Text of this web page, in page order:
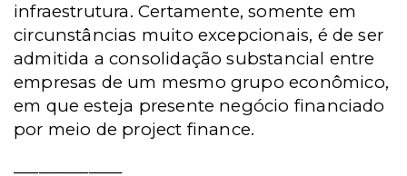
infraestrutura. Certamente, somente em
circunstâncias muito excepcionais, é de ser
admitida a consolidação substancial entre
empresas de um mesmo grupo econômico,
em que esteja presente negócio financiado
por meio de project finance.